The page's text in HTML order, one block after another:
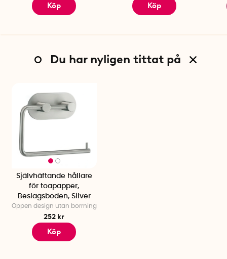
Köp Köp
Du har nyligen tittat på
Självhäftande hållare
för toapapper,
Beslagsboden, Silver
Öppen design utan borrning
252 kr
Köp